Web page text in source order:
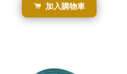
加入購物車